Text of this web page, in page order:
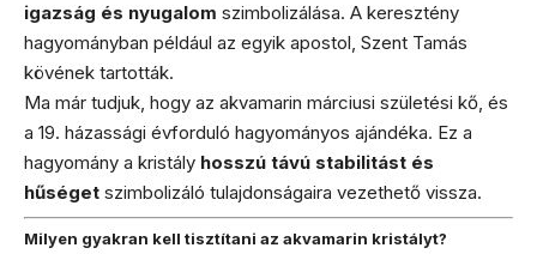
igazság és nyugalom szimbolizálása. A keresztény
hagyományban például az egyik apostol, Szent Tamás
kövének tartották.
Ma már tudjuk, hogy az akvamarin márciusi születési kő, és
a 19. házassági évforduló hagyományos ajándéka. Ez a
hagyomány a kristály hosszú távú stabilitást és
hűséget szimbolizáló tulajdonságaira vezethető vissza.
Milyen gyakran kell tisztítani az akvamarin kristályt?